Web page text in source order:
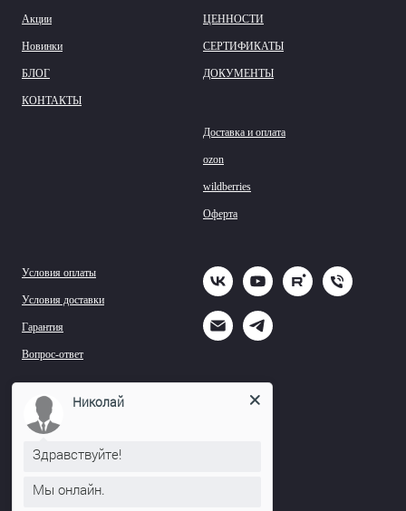
Акции
Новинки
БЛОГ
КОНТАКТЫ
ЦЕННОСТИ
СЕРТИФИКАТЫ
ДОКУМЕНТЫ
Доставка и оплата
ozon
wildberries
Оферта
Условия оплаты
Условия доставки
Гарантия
Вопрос-ответ
© TOGA UNIT - Сделано в России
Николай
Здравствуйте!
Мы онлайн.